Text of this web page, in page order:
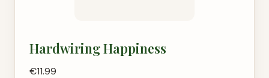
Hardwiring Happiness
€11.99